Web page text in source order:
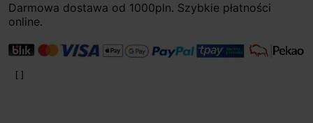
Darmowa dostawa od 1000pln. Szybkie płatności
online.